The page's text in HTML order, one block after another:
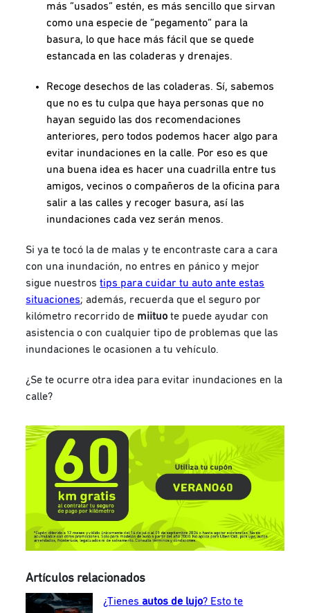
más “usados” estén, es más sencillo que sirvan
como una especie de “pegamento” para la
basura, lo que hace más fácil que se quede
estancada en las coladeras y drenajes.
Recoge desechos de las coladeras. Sí, sabemos
que no es tu culpa que haya personas que no
hayan seguido las dos recomendaciones
anteriores, pero todos podemos hacer algo para
evitar inundaciones en la calle. Por eso es que
una buena idea es hacer una cuadrilla entre tus
amigos, vecinos o compañeros de la oficina para
salir a las calles y recoger basura, así las
inundaciones cada vez serán menos.
Si ya te tocó la de malas y te encontraste cara a cara
con una inundación, no entres en pánico y mejor
sigue nuestrostips para cuidar tu auto ante estas
situaciones; además, recuerda que el seguro por
kilómetro recorrido de miituo te puede ayudar con
asistencia o con cualquier tipo de problemas que las
inundaciones le ocasionen a tu vehículo.
¿Se te ocurre otra idea para evitar inundaciones en la
calle?
Artículos relacionados
¿Tienes autos de lujo? Esto te